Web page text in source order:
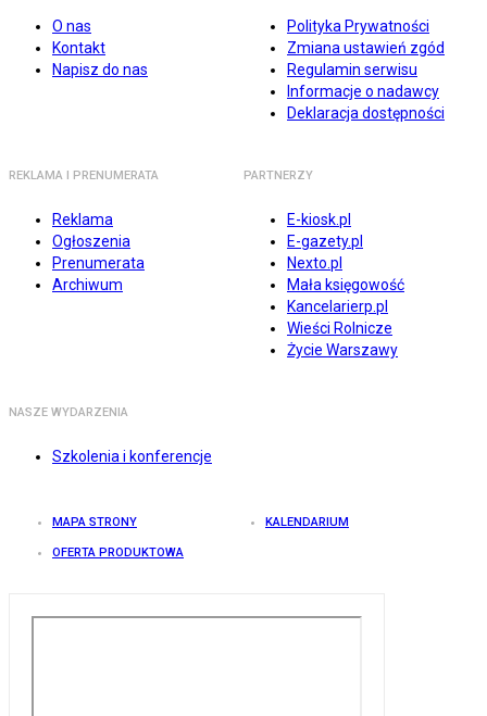
O nas
Kontakt
Napisz do nas
Polityka Prywatności
Zmiana ustawień zgód
Regulamin serwisu
Informacje o nadawcy
Deklaracja dostępności
REKLAMA I PRENUMERATA
Reklama
Ogłoszenia
Prenumerata
Archiwum
PARTNERZY
E-kiosk.pl
E-gazety.pl
Nexto.pl
Mała księgowość
Kancelarierp.pl
Wieści Rolnicze
Życie Warszawy
NASZE WYDARZENIA
Szkolenia i konferencje
MAPA STRONY KALENDARIUM
OFERTA PRODUKTOWA